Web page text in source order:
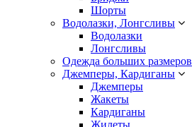
Шорты
Водолазки, Лонгсливы
Водолазки
Лонгсливы
Одежда больших размеров
Джемперы, Кардиганы
Джемперы
Жакеты
Кардиганы
Жилеты